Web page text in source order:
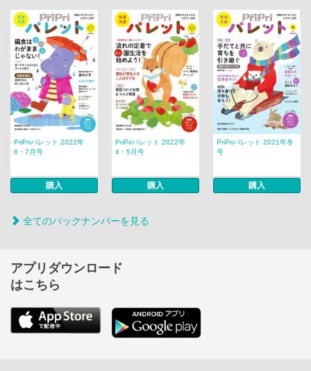
PriPriパレット 2022年
6・7月号
購入
PriPriパレット 2022年
4・5月号
購入
PriPriパレット 2021年冬
号
購入
全てのバックナンバーを見る
アプリダウンロード
はこちら